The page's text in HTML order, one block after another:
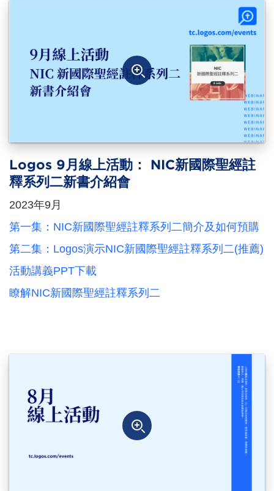
Logos 9月線上活動： NIC新國際聖經註
釋系列二新書介紹會
2023年9月
第一集：NIC新國際聖經註釋系列二簡介及如何預購
第二集：Logos演示NIC新國際聖經註釋系列二(推薦)
活動講義PPT下載
瞭解NIC新國際聖經註釋系列二